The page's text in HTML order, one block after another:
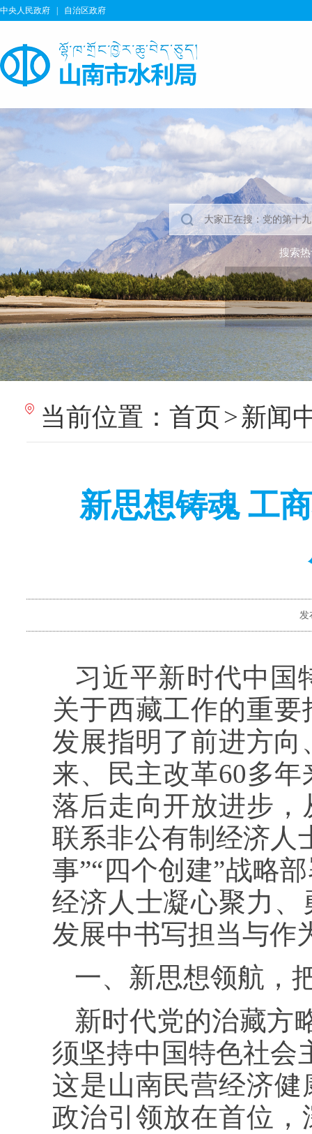
中央人民政府 自治区政府
搜索
当前位置： 首页>新闻
新思想铸魂 工
发
习近平新时代中国
关于西藏工作的重
发展指明了前进方
来、民主改革60多
落后走向开放进步
联系非公有制经济人
事”“四个创建”战略
经济人士凝心聚力
发展中书写担当与作
一、新思想领航，
新时代党的治藏方
须坚持中国特色社会
这是山南民营经济
政治引领放在首位